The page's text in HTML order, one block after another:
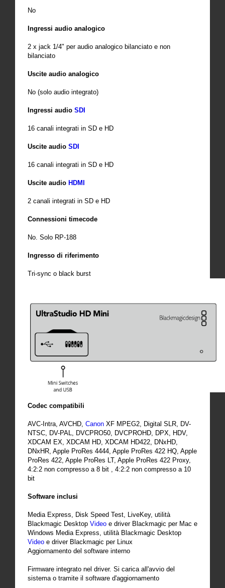
No
Ingressi audio analogico
2 x jack 1/4" per audio analogico bilanciato e non
bilanciato
Uscite audio analogico
No (solo audio integrato)
Ingressi audio SDI
16 canali integrati in SD e HD
Uscite audio SDI
16 canali integrati in SD e HD
Uscite audio HDMI
2 canali integrati in SD e HD
Connessioni timecode
No. Solo RP-188
Ingresso di riferimento
Tri-sync o black burst
Codec compatibili
AVC-Intra, AVCHD, Canon XF MPEG2, Digital SLR, DV-
NTSC, DV-PAL, DVCPRO50, DVCPROHD, DPX, HDV,
XDCAM EX, XDCAM HD, XDCAM HD422, DNxHD,
DNxHR, Apple ProRes 4444, Apple ProRes 422 HQ, Apple
ProRes 422, Apple ProRes LT, Apple ProRes 422 Proxy,
4:2:2 non compresso a 8 bit , 4:2:2 non compresso a 10
bit
Software inclusi
Media Express, Disk Speed Test, LiveKey, utilità
Blackmagic Desktop Video e driver Blackmagic per Mac e
Windows Media Express, utilità Blackmagic Desktop
Video e driver Blackmagic per Linux
Aggiornamento del software interno
Firmware integrato nel driver. Si carica all'avvio del
sistema o tramite il software d'aggiornamento